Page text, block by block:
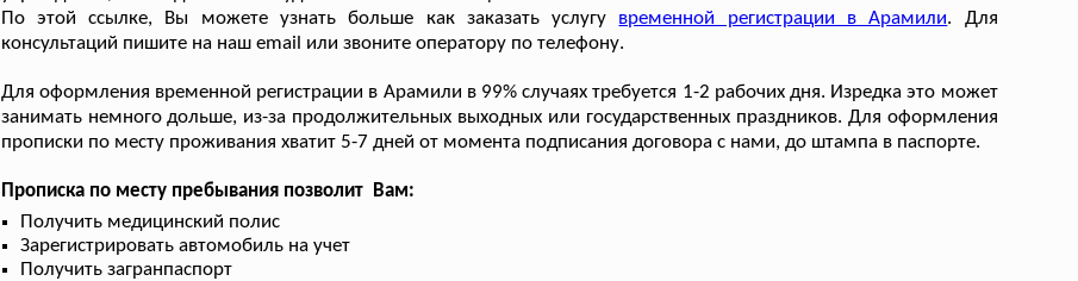
По этой ссылке, Вы можете узнать больше как заказать услугу временной регистрации в Арамили. Для
консультаций пишите на наш email или звоните оператору по телефону.
Для оформления временной регистрации в Арамили в 99% случаях требуется 1-2 рабочих дня. Изредка это может
занимать немного дольше, из-за продолжительных выходных или государственных праздников. Для оформления
прописки по месту проживания хватит 5-7 дней от момента подписания договора с нами, до штампа в паспорте.
Прописка по месту пребывания позволит Вам:
Получить медицинский полис
Зарегистрировать автомобиль на учет
Получить загранпаспорт